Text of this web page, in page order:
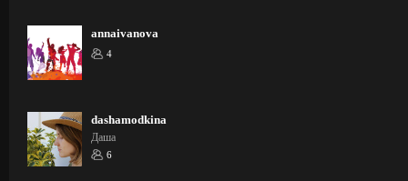
annaivanova
4
dashamodkina
Даша
6